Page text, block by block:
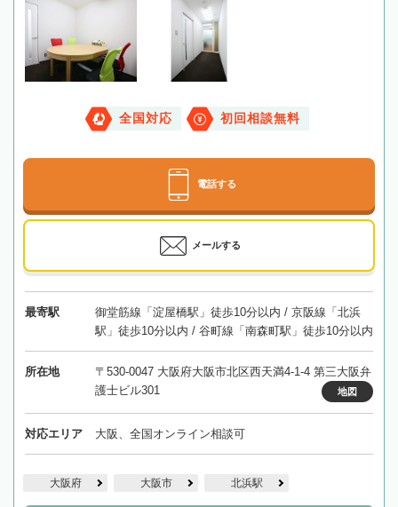
全国対応 初回相談無料
電話する
メールする
最寄駅
御堂筋線「淀屋橋駅」徒歩10分以内 / 京阪線「北浜
駅」徒歩10分以内 / 谷町線「南森町駅」徒歩10分以内
所在地
〒530-0047 大阪府大阪市北区西天満4-1-4 第三大阪弁
護士ビル301
地図
対応エリア 大阪、全国オンライン相談可
大阪府 大阪市 北浜駅